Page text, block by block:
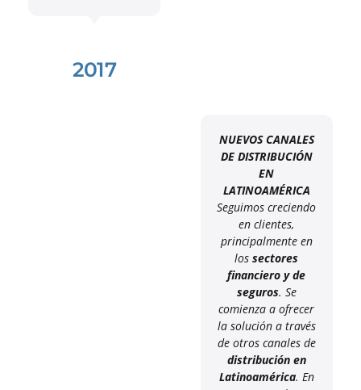
2017
NUEVOS CANALES
DE DISTRIBUCIÓN
EN
LATINOAMÉRICA
Seguimos creciendo
en clientes,
principalmente en
lossectores
financiero y de
seguros. Se
comienza a ofrecer
la solución a través
de otros canales de
distribución en
Latinoamérica. En